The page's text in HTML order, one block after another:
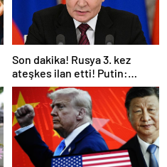
Son dakika! Rusya 3. kez
ateşkes ilan etti! Putin:
Erdoğan ile görüşme
gerçekleştireceğiz